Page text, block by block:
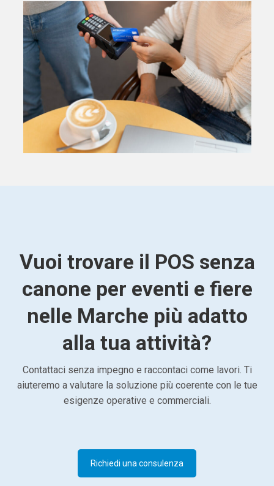
Vuoi trovare il POS senza
canone per eventi e fiere
nelle Marche più adatto
alla tua attività?
Contattaci senza impegno e raccontaci come lavori. Ti
aiuteremo a valutare la soluzione più coerente con le tue
esigenze operative e commerciali.
Richiedi una consulenza